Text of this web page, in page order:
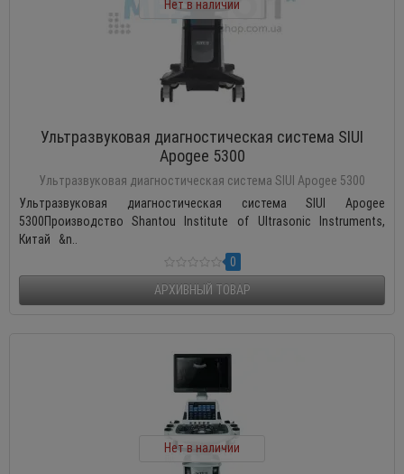
Нет в наличии
Ультразвуковая диагностическая система SIUI
Apogee 5300
Ультразвуковая диагностическая система SIUI Apogee 5300
Ультразвуковая диагностическая система SIUI Apogee
5300Производство Shantou Institute of Ultrasonic Instruments,
Китай &n..
0
АРХИВНЫЙ ТОВАР
Нет в наличии